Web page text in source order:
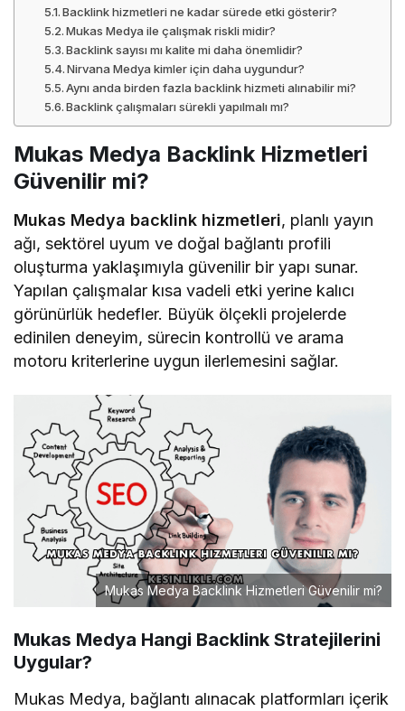
Backlink hizmetleri ne kadar sürede etki gösterir?
Mukas Medya ile çalışmak riskli midir?
Backlink sayısı mı kalite mi daha önemlidir?
Nirvana Medya kimler için daha uygundur?
Aynı anda birden fazla backlink hizmeti alınabilir mi?
Backlink çalışmaları sürekli yapılmalı mı?
Mukas Medya Backlink Hizmetleri
Güvenilir mi?
Mukas Medya backlink hizmetleri, planlı yayın
ağı, sektörel uyum ve doğal bağlantı profili
oluşturma yaklaşımıyla güvenilir bir yapı sunar.
Yapılan çalışmalar kısa vadeli etki yerine kalıcı
görünürlük hedefler. Büyük ölçekli projelerde
edinilen deneyim, sürecin kontrollü ve arama
motoru kriterlerine uygun ilerlemesini sağlar.
Mukas Medya Backlink Hizmetleri Güvenilir mi?
Mukas Medya Hangi Backlink Stratejilerini
Uygular?
Mukas Medya, bağlantı alınacak platformları içerik